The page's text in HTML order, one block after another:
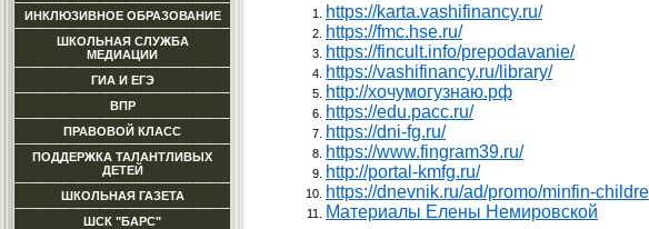
ИНКЛЮЗИВНОЕ ОБРАЗОВАНИЕ
ШКОЛЬНАЯ СЛУЖБА
МЕДИАЦИИ
ГИА И ЕГЭ
ВПР
ПРАВОВОЙ КЛАСС
ПОДДЕРЖКА ТАЛАНТЛИВЫХ
ДЕТЕЙ
ШКОЛЬНАЯ ГАЗЕТА
ШСК "БАРС"
https://karta.vashifinancy.ru/
https://fmc.hse.ru/
https://fincult.info/prepodavanie/
https://vashifinancy.ru/library/
http://хочумогузнаю.рф
https://edu.pacc.ru/
https://dni-fg.ru/
https://www.fingram39.ru/
http://portal-kmfg.ru/
https://dnevnik.ru/ad/promo/minfin-
Материалы Елены Немировской